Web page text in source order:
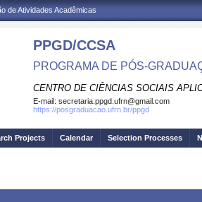
de Atividades Acadêmicas
PPGD/CCSA
PROGRAMA DE PÓS-
CENTRO DE CIÊNCIAS SOCIAIS
E-mail: secretaria.ppgd.ufrn@gmail.com
https://posgraduacao.ufrn.br/ppgd
Projects Calendar Selection Processes